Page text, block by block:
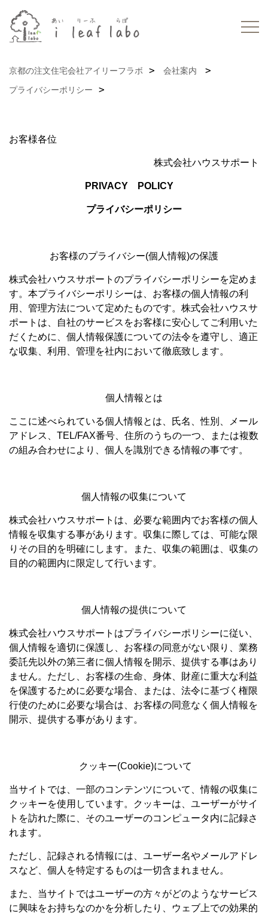
京都の注文住宅会社アイリーフラボ
会社案内
プライバシーポリシー
お客様各位
株式会社ハウスサポート
PRIVACY POLICY
プライバシーポリシー
お客様のプライバシー(個人情報)の保護
株式会社ハウスサポートのプライバシーポリシーを定めま
す。本プライバシーポリシーは、お客様の個人情報の利
用、管理方法について定めたものです。株式会社ハウスサ
ポートは、自社のサービスをお客様に安心してご利用いた
だくために、個人情報保護についての法令を遵守し、適正
な収集、利用、管理を社内において徹底致します。
個人情報とは
ここに述べられている個人情報とは、氏名、性別、メール
アドレス、TEL/FAX番号、住所のうちの一つ、または複数
の組み合わせにより、個人を識別できる情報の事です。
個人情報の収集について
株式会社ハウスサポートは、必要な範囲内でお客様の個人
情報を収集する事があります。収集に際しては、可能な限
りその目的を明確にします。また、収集の範囲は、収集の
目的の範囲内に限定して行います。
個人情報の提供について
株式会社ハウスサポートはプライバシーポリシーに従い、
個人情報を適切に保護し、お客様の同意がない限り、業務
委託先以外の第三者に個人情報を開示、提供する事はあり
ません。ただし、お客様の生命、身体、財産に重大な利益
を保護するために必要な場合、または、法令に基づく権限
行使のために必要な場合は、お客様の同意なく個人情報を
開示、提供する事があります。
クッキー(Cookie)について
当サイトでは、一部のコンテンツについて、情報の収集に
クッキーを使用しています。クッキーは、ユーザーがサイ
トを訪れた際に、そのユーザーのコンピュータ内に記録さ
れます。
ただし、記録される情報には、ユーザー名やメールアドレ
スなど、個人を特定するものは一切含まれません。
また、当サイトではユーザーの方々がどのようなサービス
に興味をお持ちなのかを分析したり、ウェブ上での効果的